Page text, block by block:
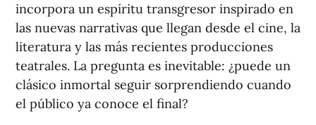
incorpora un espíritu transgresor inspirado en
las nuevas narrativas que llegan desde el cine, la
literatura y las más recientes producciones
teatrales. La pregunta es inevitable: ¿puede un
clásico inmortal seguir sorprendiendo cuando
el público ya conoce el final?